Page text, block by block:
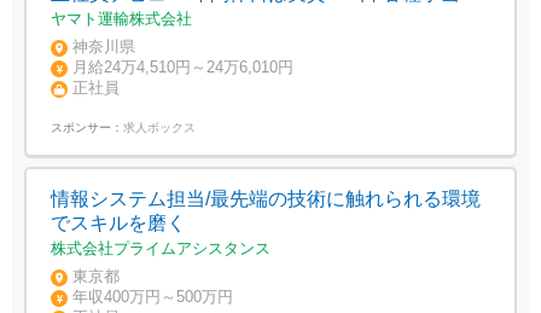
実
ヤマト運輸株式会社
神奈川県
月給24万4,510円～24万6,010円
正社員
スポンサー： 求人ボックス
情報システム担当/最先端の技術に触れられる環境
でスキルを磨く
株式会社プライムアシスタンス
東京都
年収400万円～500万円